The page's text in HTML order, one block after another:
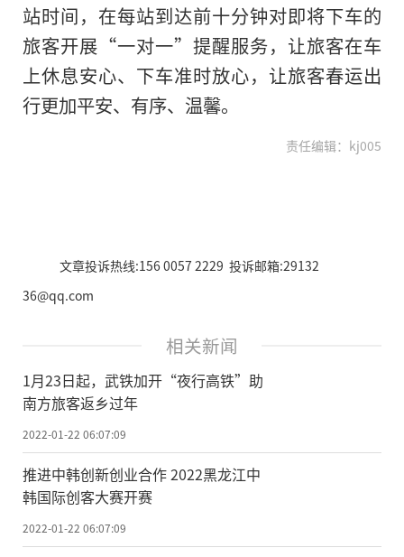
站时间，在每站到达前十分钟对即将下车的
旅客开展“一对一”提醒服务，让旅客在车
上休息安心、下车准时放心，让旅客春运出
行更加平安、有序、温馨。
责任编辑：kj005
文章投诉热线:156 0057 2229 投诉邮箱:29132
36@qq.com
相关新闻
1月23日起，武铁加开“夜行高铁”助
南方旅客返乡过年
2022-01-22 06:07:09
推进中韩创新创业合作 2022黑龙江中
韩国际创客大赛开赛
2022-01-22 06:07:09